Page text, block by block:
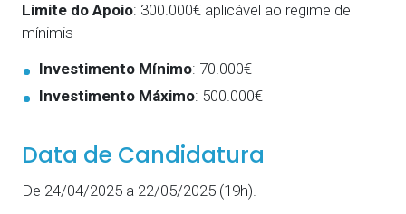
Limite do Apoio: 300.000€ aplicável ao regime de
mínimis
Investimento Mínimo: 70.000€
Investimento Máximo: 500.000€
Data de Candidatura
De 24/04/2025 a 22/05/2025 (19h).